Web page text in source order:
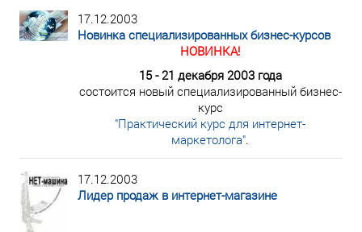
17.12.2003
Новинка специализированных бизнес-курсов
НОВИНКА!
15 - 21 декабря 2003 года
состоится новый специализированный бизнес-
курс
"Практический курс для интернет-
маркетолога".
17.12.2003
Лидер продаж в интернет-магазине